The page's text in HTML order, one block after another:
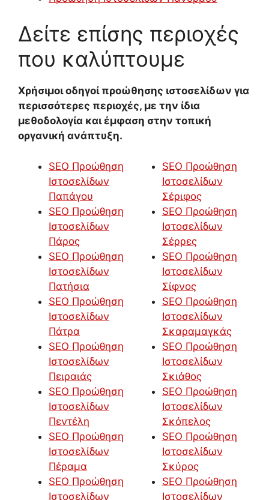
Δείτε επίσης περιοχές
που καλύπτουμε
Χρήσιμοι οδηγοί προώθησης ιστοσελίδων για
περισσότερες περιοχές, με την ίδια
μεθοδολογία και έμφαση στην τοπική
οργανική ανάπτυξη.
SEO Προώθηση
Ιστοσελίδων
Παπάγου
SEO Προώθηση
Ιστοσελίδων
Πάρος
SEO Προώθηση
Ιστοσελίδων
Πατήσια
SEO Προώθηση
Ιστοσελίδων
Πάτρα
SEO Προώθηση
Ιστοσελίδων
Πειραιάς
SEO Προώθηση
Ιστοσελίδων
Πεντέλη
SEO Προώθηση
Ιστοσελίδων
Πέραμα
SEO Προώθηση
Ιστοσελίδων
SEO Προώθηση
Ιστοσελίδων
Σέριφος
SEO Προώθηση
Ιστοσελίδων
Σέρρες
SEO Προώθηση
Ιστοσελίδων
Σίφνος
SEO Προώθηση
Ιστοσελίδων
Σκαραμαγκάς
SEO Προώθηση
Ιστοσελίδων
Σκιάθος
SEO Προώθηση
Ιστοσελίδων
Σκόπελος
SEO Προώθηση
Ιστοσελίδων
Σκύρος
SEO Προώθηση
Ιστοσελίδων